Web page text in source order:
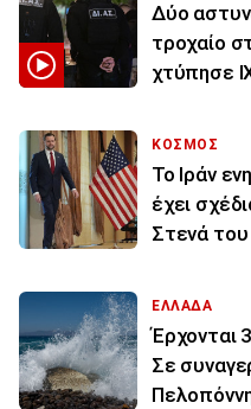
Δύο
τροχαίο
χτύπησε
ΚΟΣΜΟΣ
To Ιράν
έχει
Στενά
ΕΛΛΑΔΑ
Έρχονται
Σε